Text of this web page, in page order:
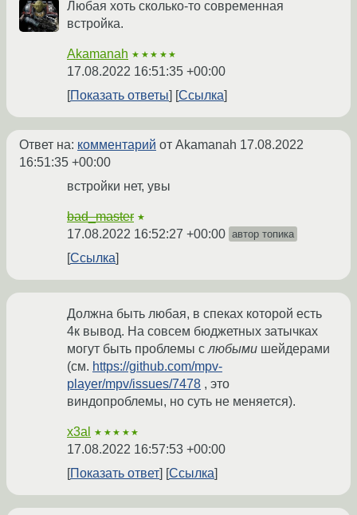
Любая хоть сколько-то современная
встройка.
Akamanah ★★★★★
17.08.2022 16:51:35 +00:00
Показать ответы
Ссылка
Ответ на: комментарий от Akamanah 17.08.2022
16:51:35 +00:00
встройки нет, увы
bad_master ★
17.08.2022 16:52:27 +00:00 автор топика
Ссылка
Должна быть любая, в спеках которой есть
4к вывод. На совсем бюджетных затычках
могут быть проблемы слюбыми шейдерами
(см. https://github.com/mpv-
player/mpv/issues/7478 , это
виндопроблемы, но суть не меняется).
x3al ★★★★★
17.08.2022 16:57:53 +00:00
Показать ответ
Ссылка